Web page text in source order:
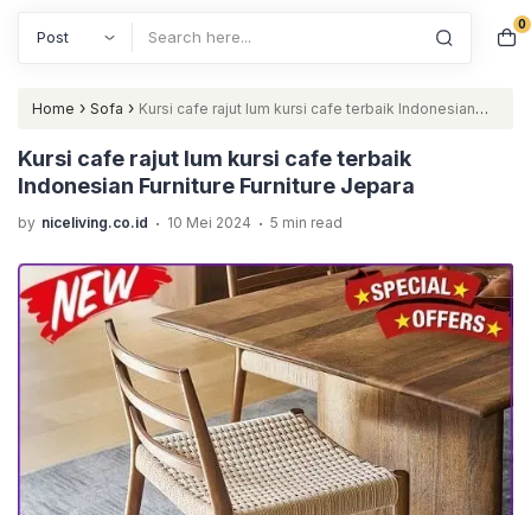
0
Home › Sofa › Kursi cafe rajut lum kursi cafe terbaik Indonesian
Furniture Furniture Jepara
Kursi cafe rajut lum kursi cafe terbaik
Indonesian Furniture Furniture Jepara
by niceliving.co.id . 10 Mei 2024 . 5 min read